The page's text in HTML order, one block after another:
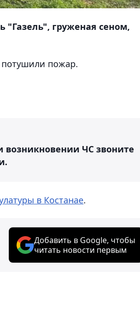
"Газель", груженая сеном,
пожар.
возникновении ЧС звоните
в Костанае.
Добавить в Google, чтобы
читать новости первым